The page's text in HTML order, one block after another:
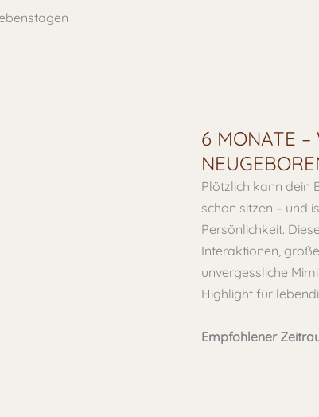
6 MONATE –
Plötzlich kann dein
schon sitzen – und
Persönlichkeit.
Interaktionen,
unvergessliche
Highlight für
Empfohlener